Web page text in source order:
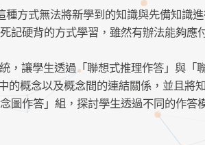
方式無法將新學到的知識與先備知識
記硬背的方式學習，雖然有辦法能夠應
讓學生透過「聯想式推理作答」與「
概念以及概念間的連結關係，並且將
圖作答」組，探討學生透過不同的作答